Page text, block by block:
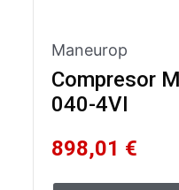
Maneurop
Compresor
040-4VI
898,01 €